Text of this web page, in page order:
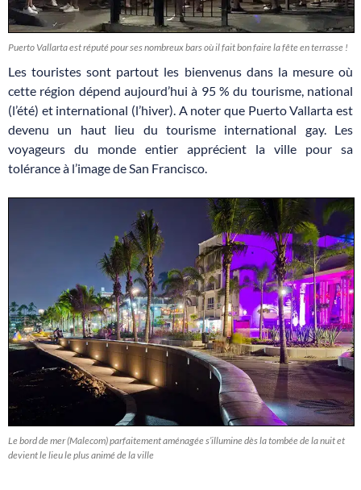
Puerto Vallarta est réputé pour ses nombreux bars où il fait bon faire la fête en terrasse !
Les touristes sont partout les bienvenus dans la mesure où
cette région dépend aujourd’hui à 95 % du tourisme, national
(l’été) et international (l’hiver). A noter que Puerto Vallarta est
devenu un haut lieu du tourisme international gay. Les
voyageurs du monde entier apprécient la ville pour sa
tolérance à l’image de San Francisco.
Le bord de mer (Malecom) parfaitement aménagée s’illumine dès la tombée de la nuit et
devient le lieu le plus animé de la ville